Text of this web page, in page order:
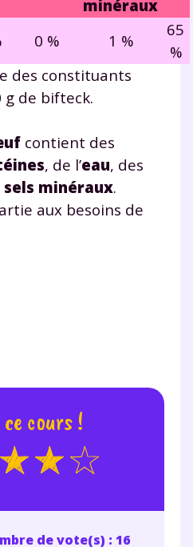
minéraux
0 % 1 %
65
%
des constituants
g de bifteck.
contient des
, de l’eau, des
sels minéraux.
aux besoins de
cours !
de vote(s) : 16
.